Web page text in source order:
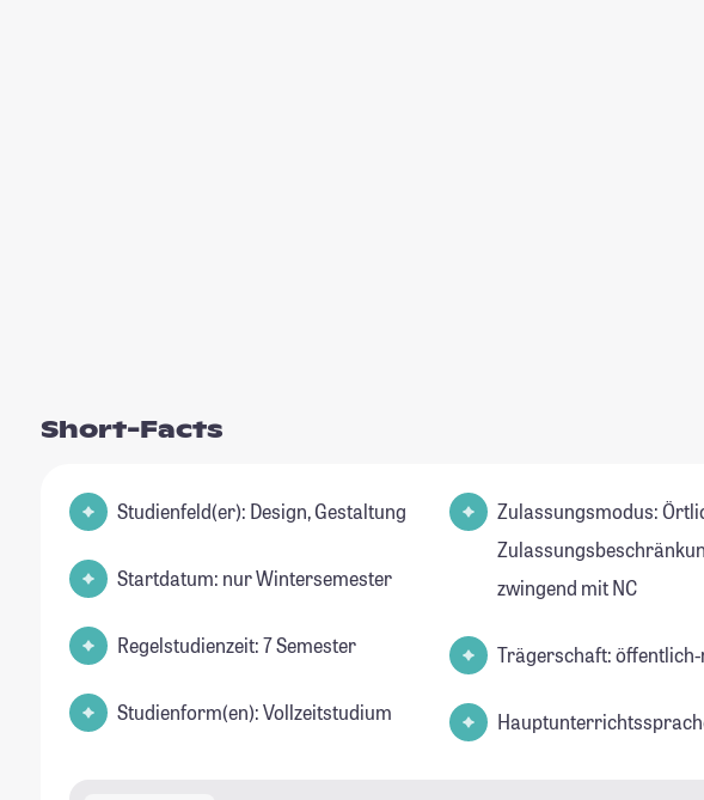
Short-Facts
Studienfeld(er): Design, Gestaltung
Startdatum: nur Wintersemester
Regelstudienzeit: 7 Semester
Studienform(en): Vollzeitstudium
Zulassungsmodus:
zwingend mit NC
Trägerschaft: